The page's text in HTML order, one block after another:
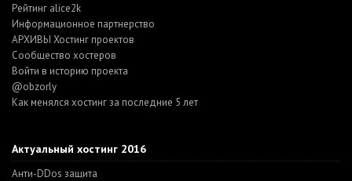
Рейтинг alice2k
Информационное партнерство
АРХИВЫ Хостинг проектов
Cообщество хостеров
Войти в историю проекта
@obzorly
Как менялся хостинг за последние 5 лет
Актуальный хостинг 2016
Анти-DDos защита